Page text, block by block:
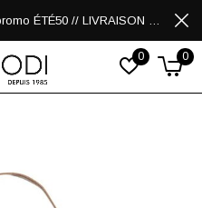
0 0
50% sur les soldes avec le code promo ÉTÉ50 // LIVRAISON GRATUITE POUR LES ACHATS DE 250$ ET PLUS